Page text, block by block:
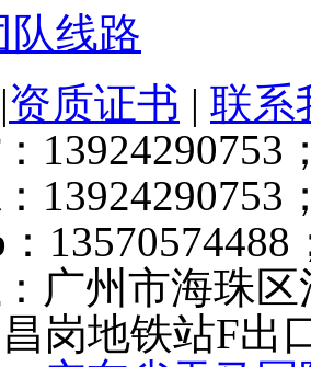
队线路
|资质证书 | 联系
：13924290753
：13924290753
：13570574488
：广州市海珠
岗地铁站F出